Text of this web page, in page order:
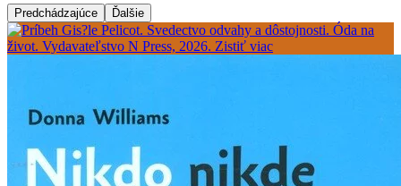
Predchádzajúce Ďalšie